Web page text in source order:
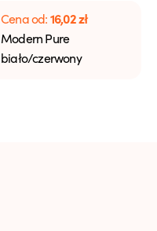
Cena od:16,02zł
Modern Pure
biało/czerwony